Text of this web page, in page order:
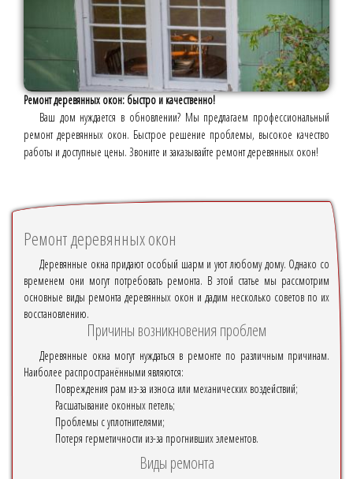
Ремонт деревянных окон: быстро и качественно!
Ваш дом нуждается в обновлении? Мы предлагаем профессиональный
ремонт деревянных окон. Быстрое решение проблемы, высокое качество
работы и доступные цены. Звоните и заказывайте ремонт деревянных окон!
Ремонт деревянных окон
Деревянные окна придают особый шарм и уют любому дому. Однако со
временем они могут потребовать ремонта. В этой статье мы рассмотрим
основные виды ремонта деревянных окон и дадим несколько советов по их
восстановлению.
Причины возникновения проблем
Деревянные окна могут нуждаться в ремонте по различным причинам.
Наиболее распространёнными являются:
Повреждения рам из-за износа или механических воздействий;
Расшатывание оконных петель;
Проблемы с уплотнителями;
Потеря герметичности из-за прогнивших элементов.
Виды ремонта